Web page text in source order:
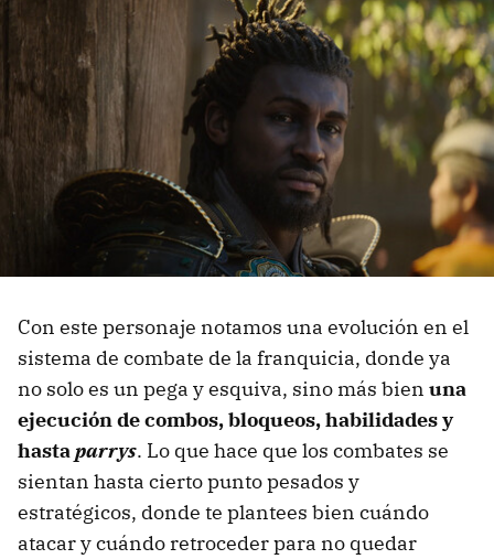
Con este personaje notamos una evolución en el
sistema de combate de la franquicia, donde ya
no solo es un pega y esquiva, sino más bien una
ejecución de combos, bloqueos, habilidades y
hasta parrys. Lo que hace que los combates se
sientan hasta cierto punto pesados ​​y
estratégicos, donde te plantees bien cuándo
atacar y cuándo retroceder para no quedar